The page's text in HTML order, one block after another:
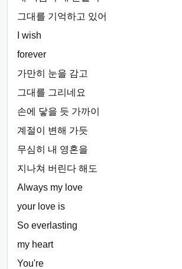
그대를 기억하고 있어
I wish
forever
가만히 눈을 감고
그대를 그리네요
손에 닿을 듯 가까이
계절이 변해 가듯
무심히 내 영혼을
지나쳐 버린다 해도
Always my love
your love is
So everlasting
my heart
You're